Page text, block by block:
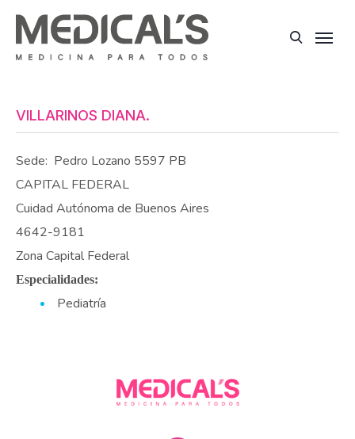
VILLARINOS DIANA.
Sede: Pedro Lozano 5597 PB
CAPITAL FEDERAL
Cuidad Autónoma de Buenos Aires
4642-9181
Zona Capital Federal
Especialidades:
Pediatría